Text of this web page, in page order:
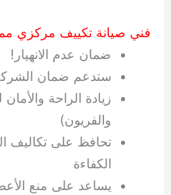
فني صيانة تكييف مركزي
ضمان عدم الانهيار!
ستدعم ضمان
زيادة الراحة
والفريون)
تحافظ على تكاليف
الكفاءة
يساعد على منع